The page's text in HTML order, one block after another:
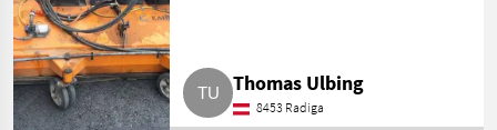
Thomas Ulbing
8453 Radiga